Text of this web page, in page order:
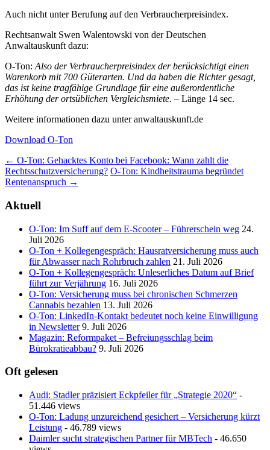
Auch nicht unter Berufung auf den Verbraucherpreisindex.
Rechtsanwalt Swen Walentowski von der Deutschen
Anwaltauskunft dazu:
O-Ton: Also der Verbraucherpreisindex der berücksichtigt einen
Warenkorb mit 700 Güterarten. Und da haben die Richter gesagt,
das ist keine tragfähige Grundlage für eine außerordentliche
Erhöhung der ortsüblichen Vergleichsmiete. – Länge 14 sec.
Weitere informationen dazu unter anwaltauskunft.de
Download O-Ton
Post
navigation
← O-Ton: Gehacktes Konto bei Facebook: Wann zahlt die
Rechtsschutzversicherung? O-Ton: Kindheitstrauma begründet
Rentenanspruch →
Aktuell
O-Ton: Im Suff auf dem E-Scooter – Führerschein weg 24.
Juli 2026
O-Ton + Kollegengespräch: Hausratversicherung muss auch
für Abwasser nach Rohrbruch zahlen 21. Juli 2026
O-Ton + Kollegengespräch: Unleserliches Datum auf Brief
führt zur Verjährung 16. Juli 2026
O-Ton: Versicherung muss bei chronischen Schmerzen
Cannabis bezahlen 13. Juli 2026
O-Ton: LinkedIn-Kontakt bedeutet noch keine Einwilligung
in Newsletter 9. Juli 2026
Magazin: Reformpaket – Befreiungsschlag beim
Bürokratieabbau? 9. Juli 2026
Oft gelesen
Audi: Stadler präzisiert Eckpfeiler für „Strategie 2020“ -
51.446 views
O-Ton: Ladung unzureichend gesichert – Versicherung kürzt
Leistung - 46.789 views
Daimler sucht strategischen Partner für MBTech - 46.650